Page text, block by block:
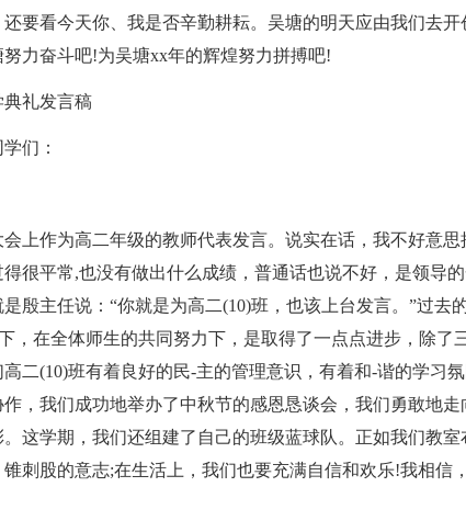
要看今天你、我是否辛勤耕耘。吴塘的明天应由我们去
力奋斗吧!为吴塘xx年的辉煌努力拼搏吧!
礼发言稿
们：
上作为高二年级的教师代表发言。说实在话，我不好意思
很平常,也没有做出什么成绩，普通话也说不好，是领导
殷主任说：“你就是为高二(10)班，也该上台发言。”过去
，在全体师生的共同努力下，是取得了一点点进步，除了
二(10)班有着良好的民-主的管理意识，有着和-谐的学习
，我们成功地举办了中秋节的感恩恳谈会，我们勇敢地
这学期，我们还组建了自己的班级蓝球队。正如我们教室
刺股的意志;在生活上，我们也要充满自信和欢乐!我相信